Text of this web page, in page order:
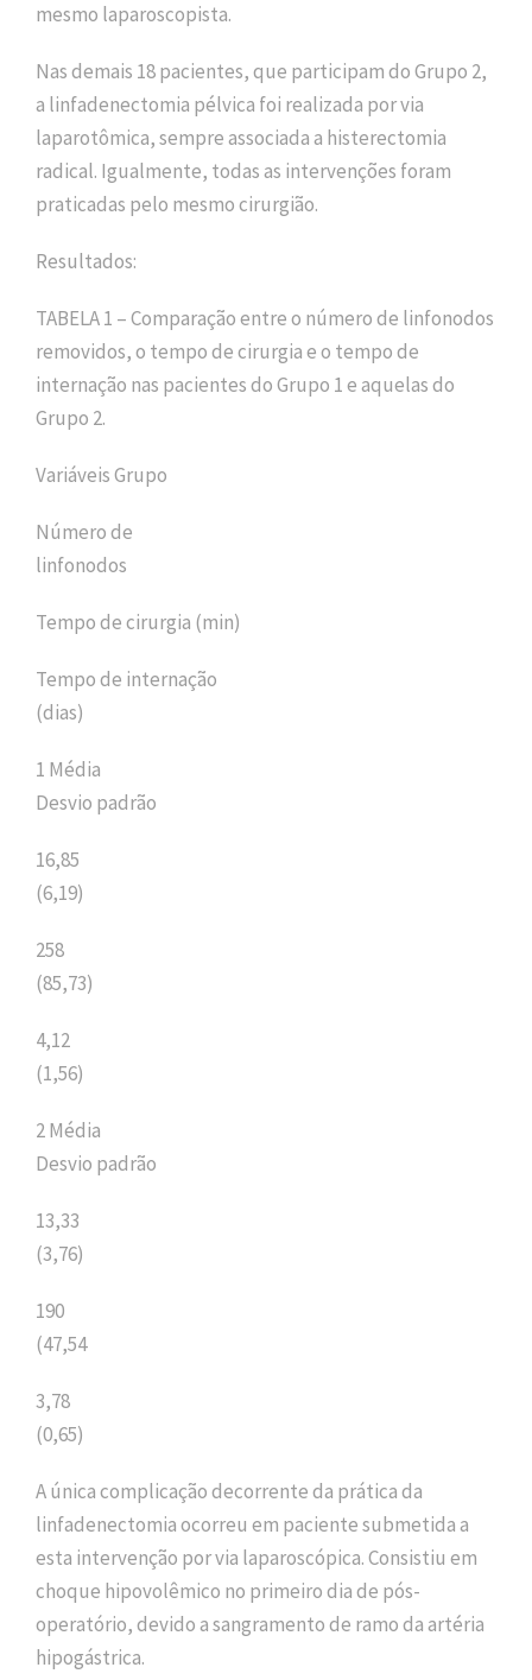
mesmo laparoscopista.
Nas demais 18 pacientes, que participam do Grupo 2,
a linfadenectomia pélvica foi realizada por via
laparotômica, sempre associada a histerectomia
radical. Igualmente, todas as intervenções foram
praticadas pelo mesmo cirurgião.
Resultados:
TABELA 1 – Comparação entre o número de linfonodos
removidos, o tempo de cirurgia e o tempo de
internação nas pacientes do Grupo 1 e aquelas do
Grupo 2.
Variáveis Grupo
Número de
linfonodos
Tempo de cirurgia (min)
Tempo de internação
(dias)
1 Média
Desvio padrão
16,85
(6,19)
258
(85,73)
4,12
(1,56)
2 Média
Desvio padrão
13,33
(3,76)
190
(47,54
3,78
(0,65)
A única complicação decorrente da prática da
linfadenectomia ocorreu em paciente submetida a
esta intervenção por via laparoscópica. Consistiu em
choque hipovolêmico no primeiro dia de pós-
operatório, devido a sangramento de ramo da artéria
hipogástrica.